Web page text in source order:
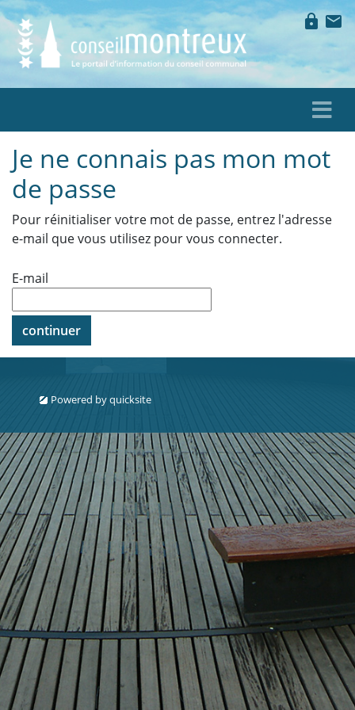
lock mail
Je ne connais pas mon mot
de passe
Pour réinitialiser votre mot de passe, entrez l'adresse
e-mail que vous utilisez pour vous connecter.
E-mail
Powered byquicksite